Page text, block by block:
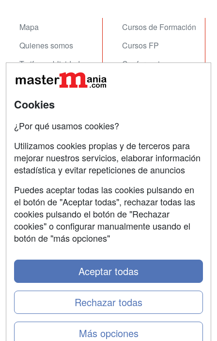
Mapa
Quienes somos
Tarifas publicidad
Acceso Usuarios
Acceso Centros
Cursos de Formación
Cursos FP
Conferencias
Contactar
Confidencialidad
Aviso legal
Copyleft
Cookies
¿Por qué usamos cookies?
Utilizamos cookies propias y de terceros para
mejorar nuestros servicios, elaborar información
estadística y evitar repeticiones de anuncios
Puedes aceptar todas las cookies pulsando en
el botón de "Aceptar todas", rechazar todas las
cookies pulsando el botón de "Rechazar
cookies" o configurar manualmente usando el
botón de "más opciones"
Más opciones
Rechazar todas
Aceptar todas